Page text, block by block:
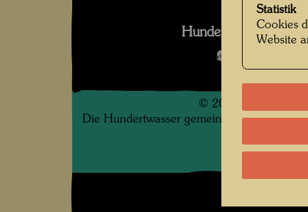
Hundertwasser mit
© 2026
Die Hundertwasser gemeinnützige
Statistik
Cookies
Website